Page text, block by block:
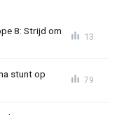
8: Strijd om
13
stunt op
79